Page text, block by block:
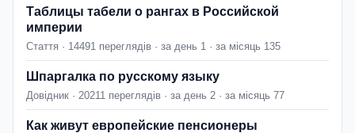
Таблицы табели о рангах в Российской
империи
Стаття · 14491 переглядів · за день 1 · за місяць 135
Шпаргалка по русскому языку
Довідник · 20211 переглядів · за день 2 · за місяць 77
Как живут европейские пенсионеры